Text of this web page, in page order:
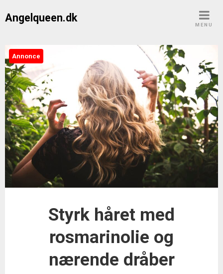
toAngelqueen.dk
MENU
Annonce
Styrk håret med
rosmarinolie og
nærende dråber